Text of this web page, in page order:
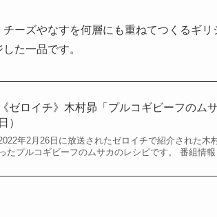
チーズやなすを何層にも重ねてつくるギ
た一品です。
《ゼロイチ》木村昴「プルコギビーフのム
日）
年2月26日に放送されたゼロイチで紹介された
ったプルコギビーフのムサカのレシピです。 番組情